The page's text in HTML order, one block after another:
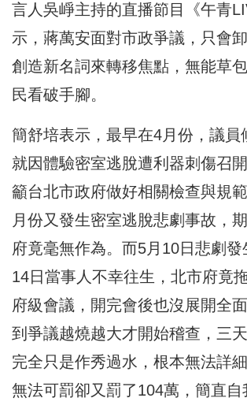
言人吳崢主持的直播節目《午青
示，蔣萬安面對市政爭議，只會卸
創造新名詞來轉移焦點，無能草
民看破手腳。
簡舒培表示，最早在4月份，議員
就因體驗密室逃脫遭利器刺傷召
籲台北市政府做好相關檢查與規
月份又發生密室逃脫悲劇事故，
府竟毫無作為。而5月10日悲劇發
14日當事人不幸往生，北市府竟
府級會議，開完會後也沒展開全
到爭議越燒越大才開始稽查，三
完全只是作秀過水，根本無法詳
無法可罰卻又罰了104萬，簡直自